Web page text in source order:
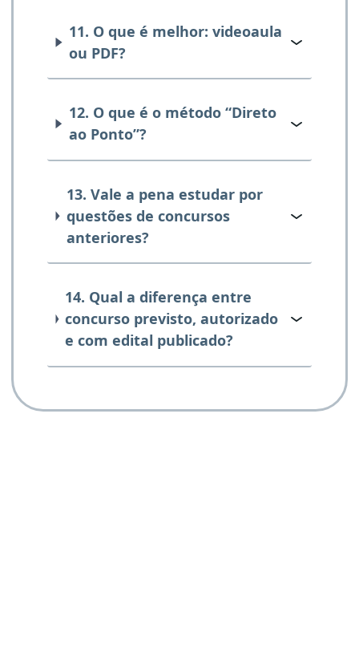
11. O que é melhor: videoaula
ou PDF?
12. O que é o método “Direto
ao Ponto”?
13. Vale a pena estudar por
questões de concursos
anteriores?
14. Qual a diferença entre
concurso previsto, autorizado
e com edital publicado?